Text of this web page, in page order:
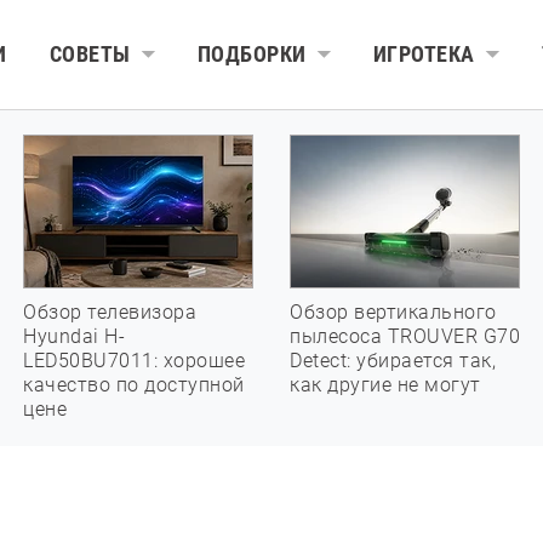
СОВЕТЫ ПОДБОРКИ ИГРОТЕКА
Обзор телевизора
Hyundai H-
LED50BU7011: хорошее
качество по доступной
цене
Обзор вертикального
пылесоса TROUVER G70
Detect: убирается так,
как другие не могут